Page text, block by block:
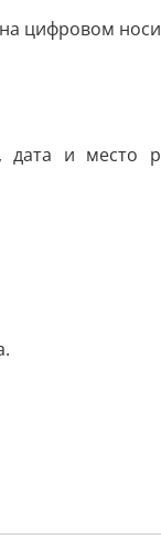
цифровом
дата и